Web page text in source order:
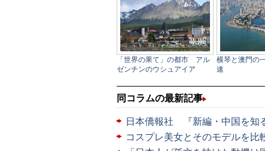
同コラムの最新記事
日本僑報社 『新編・中国を知
コスプレ美女とそのモデルを比